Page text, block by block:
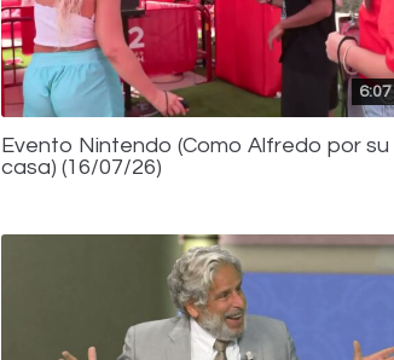
6:07
Evento Nintendo (Como Alfredo por su
casa) (16/07/26)